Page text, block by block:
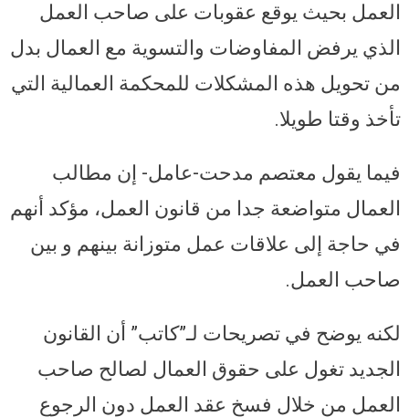
العمل بحيث يوقع عقوبات على صاحب العمل
الذي يرفض المفاوضات والتسوية مع العمال بدل
من تحويل هذه المشكلات للمحكمة العمالية التي
تأخذ وقتا طويلا.
فيما يقول معتصم مدحت-عامل- إن مطالب
العمال متواضعة جدا من قانون العمل، مؤكد أنهم
في حاجة إلى علاقات عمل متوزانة بينهم و بين
صاحب العمل.
لكنه يوضح في تصريحات لـ”كاتب” أن القانون
الجديد تغول على حقوق العمال لصالح صاحب
العمل من خلال فسخ عقد العمل دون الرجوع